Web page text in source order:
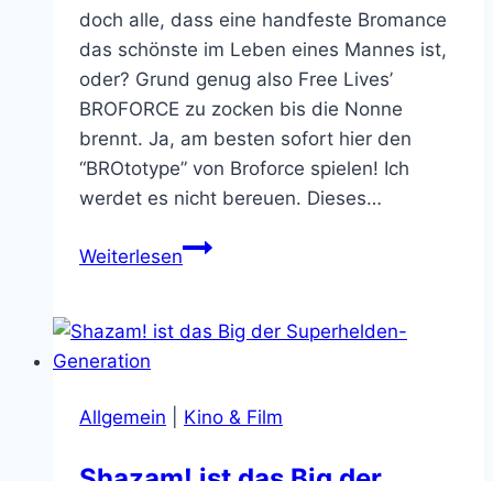
doch alle, dass eine handfeste Bromance
das schönste im Leben eines Mannes ist,
oder? Grund genug also Free Lives’
BROFORCE zu zocken bis die Nonne
brennt. Ja, am besten sofort hier den
“BROtotype” von Broforce spielen! Ich
werdet es nicht bereuen. Dieses…
WeiterlesenBitte
Steam
für
Allgemein Kino & Film